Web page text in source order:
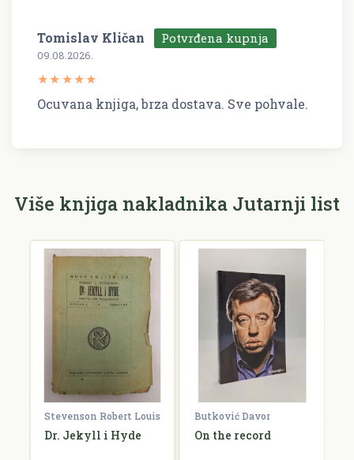
Napišite recenziju
Ime i prezime *
Ocjena *
Tomislav Kličan Potvrđena kupnja
09.08.2026.
★★★★★
Ocuvana knjiga, brza dostava. Sve pohvale.
Više knjiga nakladnika Jutarnji list
Stevenson Robert Louis
Dr. Jekyll i Hyde
Butković Davor
On the record